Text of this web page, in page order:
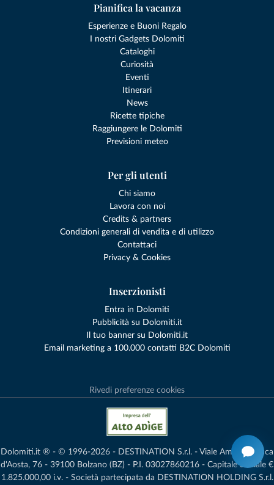
Pianifica la vacanza
Esperienze e Buoni Regalo
I nostri Gadgets Dolomiti
Cataloghi
Curiosità
Eventi
Itinerari
News
Ricette tipiche
Raggiungere le Dolomiti
Previsioni meteo
Per gli utenti
Chi siamo
Lavora con noi
Credits & partners
Condizioni generali di vendita e di utilizzo
Contattaci
Privacy & Cookies
Inserzionisti
Entra in Dolomiti
Pubblicità su Dolomiti.it
Il tuo banner su Dolomiti.it
Email marketing a 100.000 contatti B2C Dolomiti
Rivedi preferenze cookies
Dolomiti.it ® - © 1996-2026 - DESTINATION S.r.l. - Viale Amedeo Duca
d'Aosta, 76 - 39100 Bolzano (BZ) - P.I. 03027860216 - Capitale Sociale €
1.825.000,00 i.v. - Società partecipata da DESTINATION HOLDING S.r.l.